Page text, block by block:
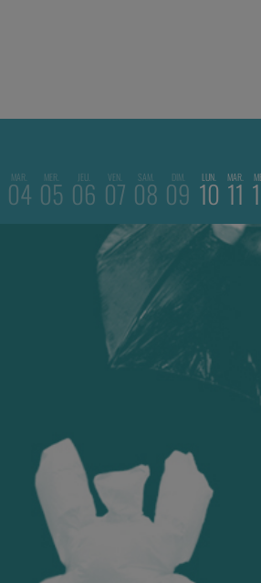
MAR.
04 MER.
05 JEU.
06 VEN.
07 SAM.
08 DIM.
09 LUN.
10 MAR.
11